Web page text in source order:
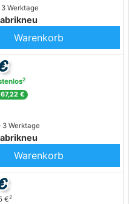
Werktage
Warenkorb
Werktage
2
€
Warenkorb
€2